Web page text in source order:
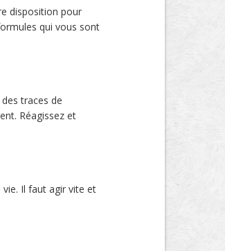
disposition pour
qui vous sont
traces de
Réagissez et
Il faut agir vite et